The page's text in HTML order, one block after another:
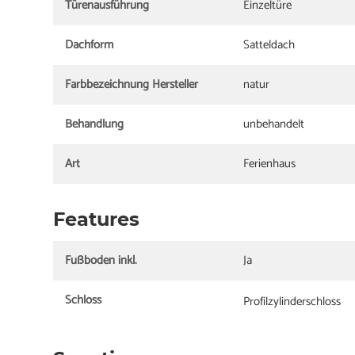
Türenausführung
Einzeltüre
Dachform
Satteldach
Farbbezeichnung Hersteller
natur
Behandlung
unbehandelt
Art
Ferienhaus
Features
Fußboden inkl.
Ja
Schloss
Profilzylinderschloss